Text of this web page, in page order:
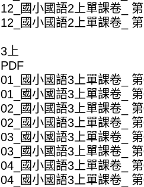
12_國小國語2上單課卷_
12_國小國語2上單課卷_
3上
PDF
01_國小國語3上單課卷_
01_國小國語3上單課卷_
02_國小國語3上單課卷_
02_國小國語3上單課卷_
03_國小國語3上單課卷_
03_國小國語3上單課卷_
04_國小國語3上單課卷_
04_國小國語3上單課卷_